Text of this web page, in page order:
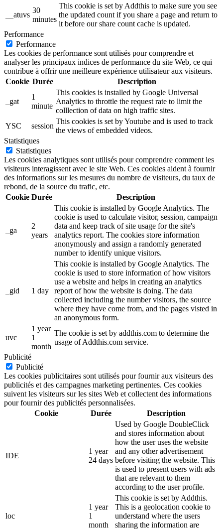
__atuvs
30
minutes
This cookie is set by Addthis to make sure you see
the updated count if you share a page and return to
it before our share count cache is updated.
Performance
Performance
Les cookies de performance sont utilisés pour comprendre et
analyser les principaux indices de performance du site Web, ce qui
contribue à offrir une meilleure expérience utilisateur aux visiteurs.
Cookie Durée Description
_gat
1
minute
This cookies is installed by Google Universal
Analytics to throttle the request rate to limit the
colllection of data on high traffic sites.
YSC
session
This cookies is set by Youtube and is used to track
the views of embedded videos.
Statistiques
Statistiques
Les cookies analytiques sont utilisés pour comprendre comment les
visiteurs interagissent avec le site Web. Ces cookies aident à fournir
des informations sur les mesures du nombre de visiteurs, du taux de
rebond, de la source du trafic, etc.
Cookie Durée Description
_ga
2
years
This cookie is installed by Google Analytics. The
cookie is used to calculate visitor, session, campaign
data and keep track of site usage for the site's
analytics report. The cookies store information
anonymously and assign a randomly generated
number to identify unique visitors.
_gid 1 day
This cookie is installed by Google Analytics. The
cookie is used to store information of how visitors
use a website and helps in creating an analytics
report of how the website is doing. The data
collected including the number visitors, the source
where they have come from, and the pages visted in
an anonymous form.
uvc
1 year
1
month
The cookie is set by addthis.com to determine the
usage of Addthis.com service.
Publicité
Publicité
Les cookies publicitaires sont utilisés pour fournir aux visiteurs des
publicités et des campagnes marketing pertinentes. Ces cookies
suivent les visiteurs sur les sites Web et collectent des informations
pour fournir des publicités personnalisées.
Cookie
Durée Description
IDE
1 year
24 days
Used by Google DoubleClick
and stores information about
how the user uses the website
and any other advertisement
before visiting the website. This
is used to present users with ads
that are relevant to them
according to the user profile.
loc
1 year
1
month
This cookie is set by Addthis.
This is a geolocation cookie to
understand where the users
sharing the information are